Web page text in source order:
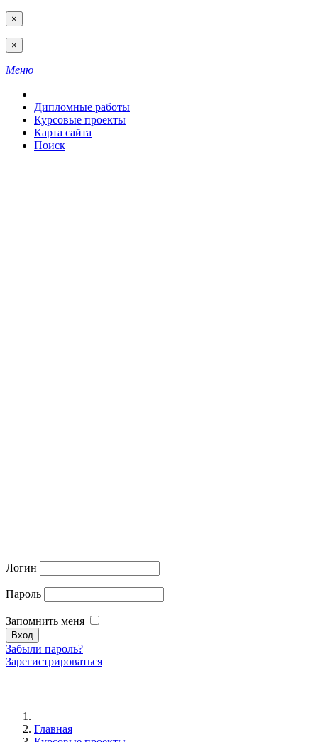
×
×
Меню
Дипломные работы
Курсовые проекты
Карта сайта
Поиск
Логин
Пароль
Запомнить меня
Забыли пароль?
Зарегистрироваться
Главная